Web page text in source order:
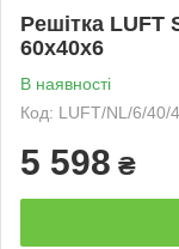
Решітка LUFT
60x40x6
В наявності
Код: LUFT/NL/6/40/
5 598 ₴